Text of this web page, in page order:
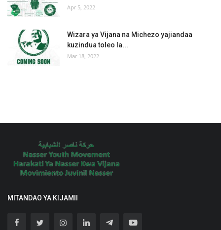
Apr 5, 2022
Wizara ya Vijana na Michezo yajiandaa
kuzindua toleo la...
Mar 18, 2022
MITANDAO YA KIJAMII